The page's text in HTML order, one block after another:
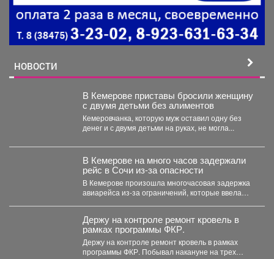
НОВОСТИ
В Кемерове приставы бросили женщину
с двумя детьми без алиментов
Кемеровчанка, которую муж оставил одну без
денег и с двумя детьми на руках, не могла...
В Кемерове на много часов задержали
рейс в Сочи из-за опасности
В Кемерове произошла многочасовая задержка
авиарейса из-за ограничений, которые ввела
Держу на контроле ремонт кровель в
рамках программы ФКР.
Держу на контроле ремонт кровель в рамках
программы ФКР. Побывал накануне на трех